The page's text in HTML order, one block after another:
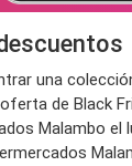
una
de Black
Malambo